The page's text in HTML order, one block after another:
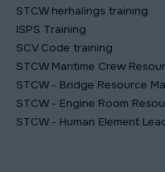
STCW herhalings training
ISPS Training
SCV Code training
STCW Maritime Crew
STCW - Bridge Resource
STCW - Engine Room
STCW - Human Element